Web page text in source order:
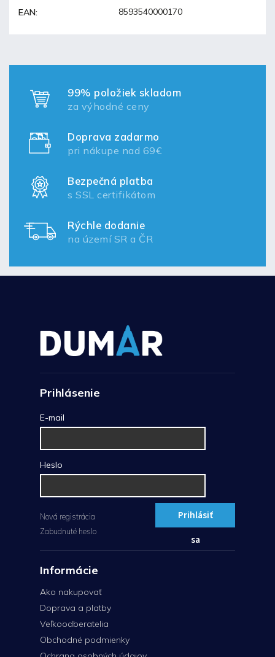
EAN: 8593540000170
99% položiek skladom
za výhodné ceny
Doprava zadarmo
pri nákupe nad 69€
Bezpečná platba
s SSL certifikátom
Rýchle dodanie
na území SR a ČR
Prihlásenie
E-mail
Heslo
Prihlásiť
sa
Nová registrácia
Zabudnuté heslo
Informácie
Ako nakupovať
Doprava a platby
Veľkoodberatelia
Obchodné podmienky